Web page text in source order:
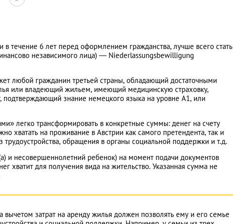
течение 6 лет перед оформлением гражданства, лучше всего стать
независимого лица) — Niederlassungsbewilligung
любой гражданин третьей страны, обладающий достаточными
или владеющий жильем, имеющий медицинскую страховку,
подтверждающий знание немецкого языка на уровне А1, или
легко трансформировать в конкретные суммы: денег на счету
хватать на проживание в Австрии как самого претендента, так и
обращения в органы социальной поддержки и т.д.
и несовершеннолетний ребенок) на момент подачи документов
хватит для получения вида на жительство. Указанная сумма не
вычетом затрат на аренду жилья должен позволять ему и его семье